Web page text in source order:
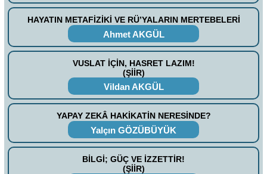
HAYATIN METAFİZİKİ VE RÜ’YALARIN MERTEBELERİ
Ahmet AKGÜL
VUSLAT İÇİN, HASRET LAZIM!
(ŞİİR)
Vildan AKGÜL
YAPAY ZEKÂ HAKİKATİN NERESİNDE?
Yalçın GÖZÜBÜYÜK
BİLGİ; GÜÇ VE İZZETTİR!
(ŞİİR)